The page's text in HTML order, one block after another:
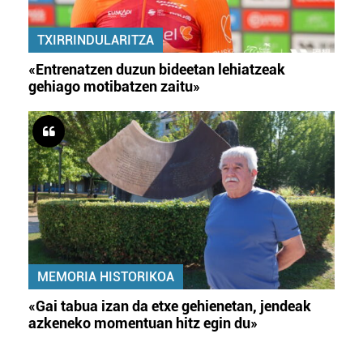
TXIRRINDULARITZA
«Entrenatzen duzun bideetan lehiatzeak
gehiago motibatzen zaitu»
MEMORIA HISTORIKOA
«Gai tabua izan da etxe gehienetan, jendeak
azkeneko momentuan hitz egin du»